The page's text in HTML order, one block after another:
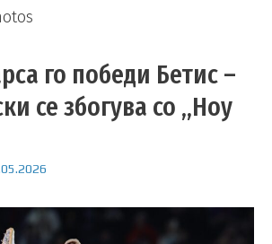
го победи Бетис –
се збогува со „Ноу